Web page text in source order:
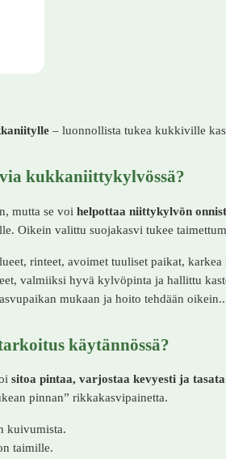
– luonnollista tukea kukkiville
kukkaniittykylvössä?
mutta se voi helpottaa niittykylvön
Oikein valittu suojakasvi tukee
rinteet, avoimet tuuliset paikat, karkea
valmiiksi hyvä kylvöpinta ja hallittu
mukaan ja hoito tehdään oikein..
käytännössä?
sitoa pintaa, varjostaa kevyesti ja
pinnan” rikkakasvipainetta.
kuivumista.
taimille.